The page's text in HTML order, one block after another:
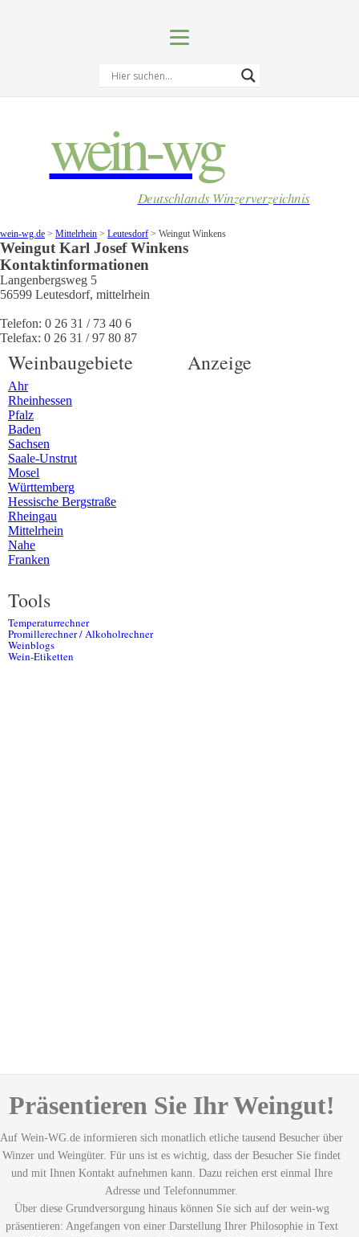
wein-wg
Deutschlands Winzerverzeichnis
wein-wg.de > Mittelrhein > Leutesdorf > Weingut Winkens
Weingut Karl Josef Winkens
Kontaktinformationen
Langenbergsweg 5
56599 Leutesdorf, mittelrhein
Telefon: 0 26 31 / 73 40 6
Telefax: 0 26 31 / 97 80 87
Weinbaugebiete
Ahr
Rheinhessen
Pfalz
Baden
Sachsen
Saale-Unstrut
Mosel
Württemberg
Hessische Bergstraße
Rheingau
Mittelrhein
Nahe
Franken
Tools
Temperaturrechner
Promillerechner / Alkoholrechner
Weinblogs
Wein-Etiketten
Anzeige
Präsentieren Sie Ihr Weingut!
Auf Wein-WG.de informieren sich monatlich etliche tausend Besucher über
Winzer und Weingüter. Für uns ist es wichtig, dass der Besucher Sie findet
und mit Ihnen Kontakt aufnehmen kann. Dazu reichen erst einmal Ihre
Adresse und Telefonnummer.
Über diese Grundversorgung hinaus können Sie sich auf der wein-wg
präsentieren: Angefangen von einer Darstellung Ihrer Philosophie in Text